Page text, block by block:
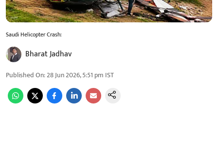
Saudi Helicopter Crash:
Bharat Jadhav
Published On:28 Jun 2026, 5:51 pm IST